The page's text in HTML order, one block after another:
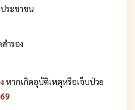
ระชาชน
ำรอง
หากเกิดอุบัติเหตุหรือเจ็บป่วย